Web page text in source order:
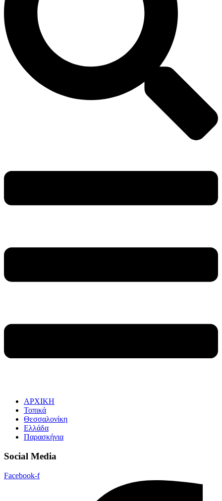
ΑΡΧΙΚΗ
Τοπικά
Θεσσαλονίκη
Ελλάδα
Παρασκήνια
Social Media
Facebook-f